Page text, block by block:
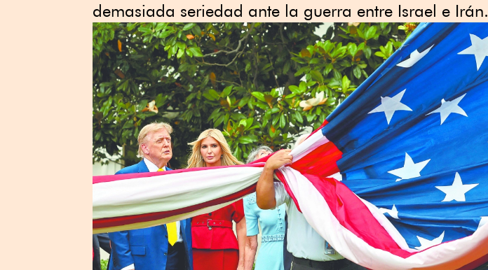
demasiada seriedad ante la guerra entre Israel e Irán.